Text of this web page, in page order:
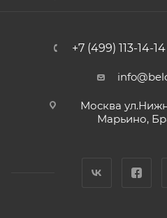
+7 (499) 113-14-14
Москва
Марьино,